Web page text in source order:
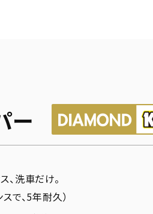
ー
、洗車だけ。
で、5年耐久）